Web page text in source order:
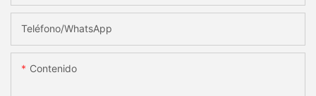
Teléfono/WhatsApp
Contenido